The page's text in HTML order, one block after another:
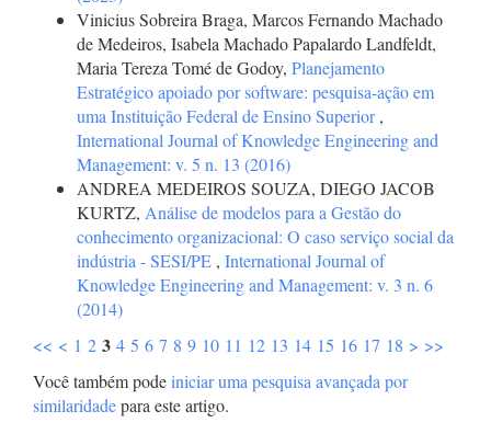
Vinicius Sobreira Braga, Marcos Fernando Machado
de Medeiros, Isabela Machado Papalardo Landfeldt,
Maria Tereza Tomé de Godoy, Planejamento
Estratégico apoiado por software: pesquisa-ação em
uma Instituição Federal de Ensino Superior,
International Journal of Knowledge Engineering and
Management: v. 5 n. 13 (2016)
ANDREA MEDEIROS SOUZA, DIEGO JACOB
KURTZ, Análise de modelos para a Gestão do
conhecimento organizacional: O caso serviço social da
indústria - SESI/PE , International Journal of
Knowledge Engineering and Management: v. 3 n. 6
(2014)
<< < 1 2 3 4 5 6 7 8 9 10 11 12 13 14 15 16 17 18 > >>
Você também podeiniciar uma pesquisa avançada por
similaridadepara este artigo.